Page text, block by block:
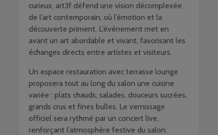
curieux, art3f défend une vision décomplexée
de l’art contemporain, où l’émotion et la
découverte priment. L’événement met en
avant un art abordable et vivant, favorisant les
échanges directs entre artistes et visiteurs.
Un espace restauration avec terrasse lounge
proposera tout au long du salon une cuisine
variée : plats chauds, salades, douceurs sucrées,
grands crus et fines bulles. Le vernissage
officiel sera rythmé par un concert live,
renforçant l’atmosphère festive du salon.